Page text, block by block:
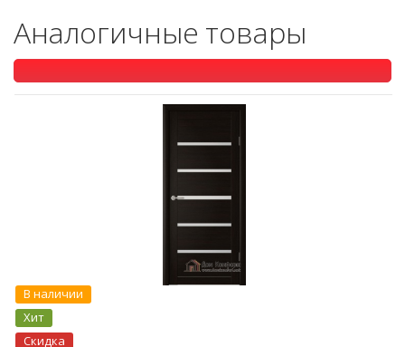
Аналогичные товары
В наличии
Хит
Скидка